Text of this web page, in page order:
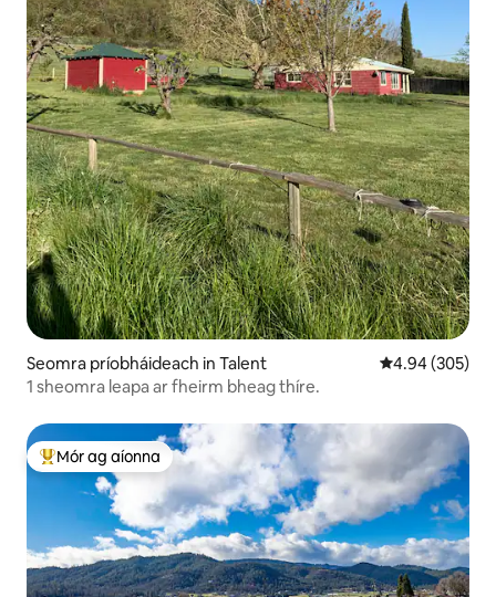
Seomra príobháideach in Talent Meánrátáil
4.94 (305)
1 sheomra leapa ar fheirm bheag thíre.
An-mhór ag aíonna
Mór ag aíonna